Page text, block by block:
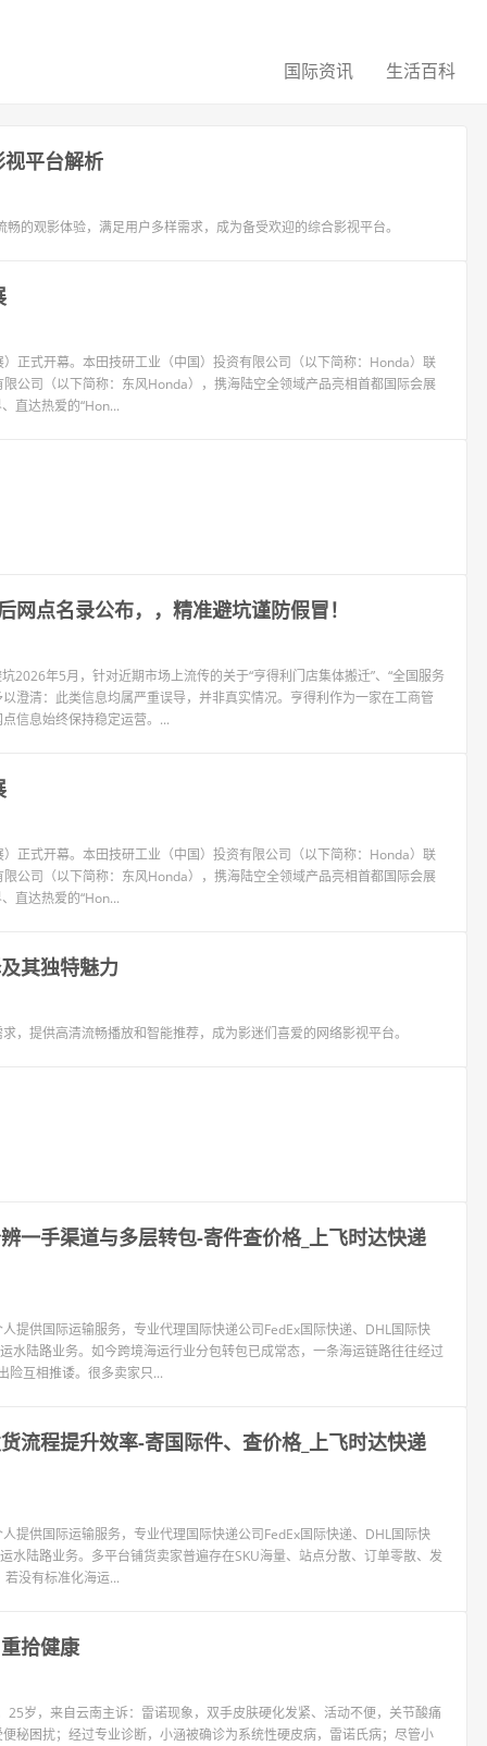
国际资讯 生活百科
平台解析
的观影体验，满足用户多样需求，成为备受欢迎的综合影视平台。
正式开幕。本田技研工业（中国）投资有限公司（以下简称：Honda）联
公司（以下简称：东风Honda），携海陆空全领域产品亮相首都国际会展
直达热爱的“Hon...
点名录公布，，精准避坑谨防假冒！
年5月，针对近期市场上流传的关于“亨得利门店集体搬迁”、“全国服务
澄清：此类信息均属严重误导，并非真实情况。亨得利作为一家在工商管
信息始终保持稳定运营。...
正式开幕。本田技研工业（中国）投资有限公司（以下简称：Honda）联
公司（以下简称：东风Honda），携海陆空全领域产品亮相首都国际会展
直达热爱的“Hon...
其独特魅力
提供高清流畅播放和智能推荐，成为影迷们喜爱的网络影视平台。
一手渠道与多层转包-寄件查价格_上飞时达快递
提供国际运输服务，专业代理国际快递公司FedEx国际快递、DHL国际快
水陆路业务。如今跨境海运行业分包转包已成常态，一条海运链路往往经过
险互相推诿。很多卖家只...
流程提升效率-寄国际件、查价格_上飞时达快递
提供国际运输服务，专业代理国际快递公司FedEx国际快递、DHL国际快
水陆路业务。多平台铺货卖家普遍存在SKU海量、站点分散、订单零散、发
没有标准化海运...
拾健康
岁，来自云南主诉：雷诺现象，双手皮肤硬化发紧、活动不便，关节酸痛
秘困扰；经过专业诊断，小涵被确诊为系统性硬皮病，雷诺氏病；尽管小